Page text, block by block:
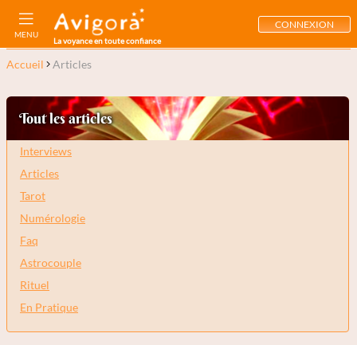
MENU
La voyance en toute confiance
CONNEXION
Accueil Articles
Tout les articles
Interviews
Articles
Tarot
Numérologie
Faq
Astrocouple
Rituel
En Pratique